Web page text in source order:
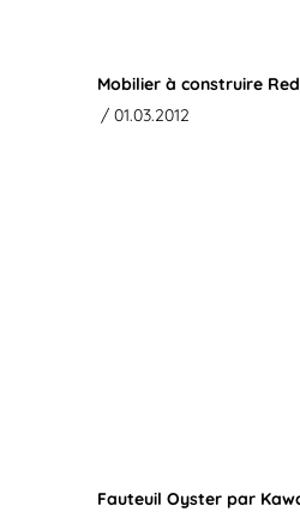
Mobilier à construire
/ 01.03.2012
Fauteuil Oyster par